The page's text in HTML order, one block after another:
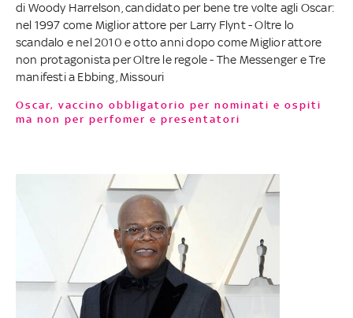
di Woody Harrelson, candidato per bene tre volte agli Oscar:
nel 1997 come Miglior attore per Larry Flynt - Oltre lo
scandalo e nel 2010 e otto anni dopo come Miglior attore
non protagonista per Oltre le regole - The Messenger e Tre
manifesti a Ebbing, Missouri
Oscar, vaccino obbligatorio per nominati e ospiti
ma non per perfomer e presentatori